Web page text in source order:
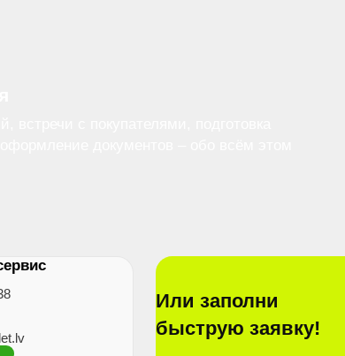
Или заполни
быструю заявку!